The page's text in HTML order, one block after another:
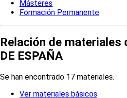
Másteres
Formación Permanente
Relación de materiales
DE ESPAÑA
Se han encontrado 17 materiales.
Ver materiales básicos